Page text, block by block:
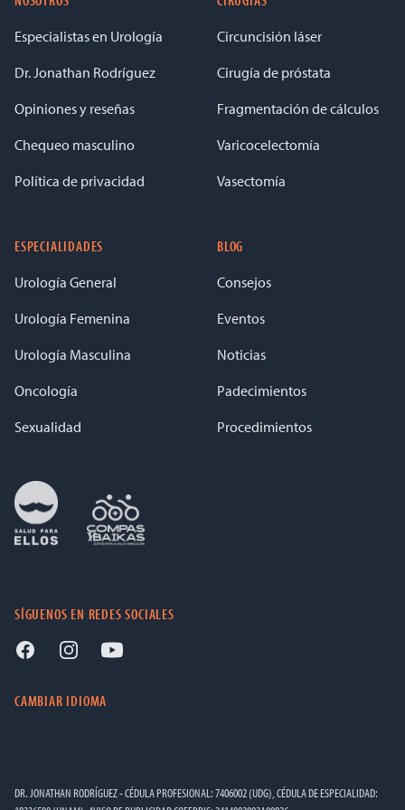
Especialistas en Urología
Dr. Jonathan Rodríguez
Opiniones y reseñas
Chequeo masculino
Política de privacidad
ESPECIALIDADES
Urología General
Urología Femenina
Urología Masculina
Oncología
Sexualidad
Circuncisión láser
Cirugía de próstata
Fragmentación de cálculos
Varicocelectomía
Vasectomía
BLOG
Consejos
Eventos
Noticias
Padecimientos
Procedimientos
SÍGUENOS EN REDES SOCIALES
CAMBIAR IDIOMA
DR. JONATHAN RODRÍGUEZ - CÉDULA PROFESIONAL: 7406002 (UDG), CÉDULA DE ESPECIALIDAD: